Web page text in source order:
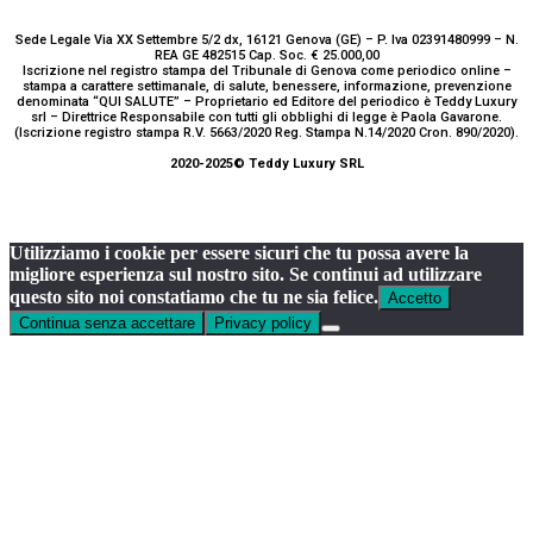
Sede Legale Via XX Settembre 5/2 dx, 16121 Genova (GE) – P. Iva 02391480999 – N.
REA GE 482515 Cap. Soc. € 25.000,00
Iscrizione nel registro stampa del Tribunale di Genova come periodico online –
stampa a carattere settimanale, di salute, benessere, informazione, prevenzione
denominata “QUI SALUTE” – Proprietario ed Editore del periodico è Teddy Luxury
srl – Direttrice Responsabile con tutti gli obblighi di legge è Paola Gavarone.
(Iscrizione registro stampa R.V. 5663/2020 Reg. Stampa N.14/2020 Cron. 890/2020).
2020-2025© Teddy Luxury SRL
Utilizziamo i cookie per essere sicuri che tu possa avere la
migliore esperienza sul nostro sito. Se continui ad utilizzare
questo sito noi constatiamo che tu ne sia felice. Accetto
Continua senza accettare
Privacy policy